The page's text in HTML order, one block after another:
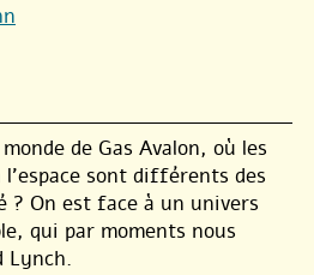
de Gas Avalon, où les
sont différents des
On est face à un univers
qui par moments nous
Lynch.